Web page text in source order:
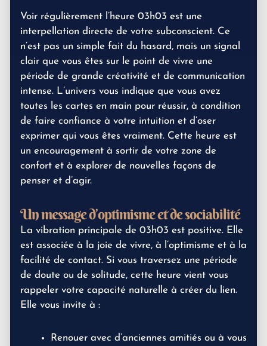
Voir régulièrement l’heure 03h03 est une
interpellation directe de votre subconscient. Ce
n’est pas un simple fait du hasard, mais un signal
clair que vous êtes sur le point de vivre une
période de grande créativité et de communication
intense. L’univers vous indique que vous avez
toutes les cartes en main pour réussir, à condition
de faire confiance à votre intuition et d’oser
exprimer qui vous êtes vraiment. Cette heure est
un encouragement à sortir de votre zone de
confort et à explorer de nouvelles façons de
penser et d’agir.
Un message d’optimisme et de sociabilité
La vibration principale de 03h03 est positive. Elle
est associée à la joie de vivre, à l’optimisme et à la
facilité de contact. Si vous traversez une période
de doute ou de solitude, cette heure vient vous
rappeler votre capacité naturelle à créer du lien.
Elle vous invite à :
Renouer avec d’anciennes amitiés ou à vous